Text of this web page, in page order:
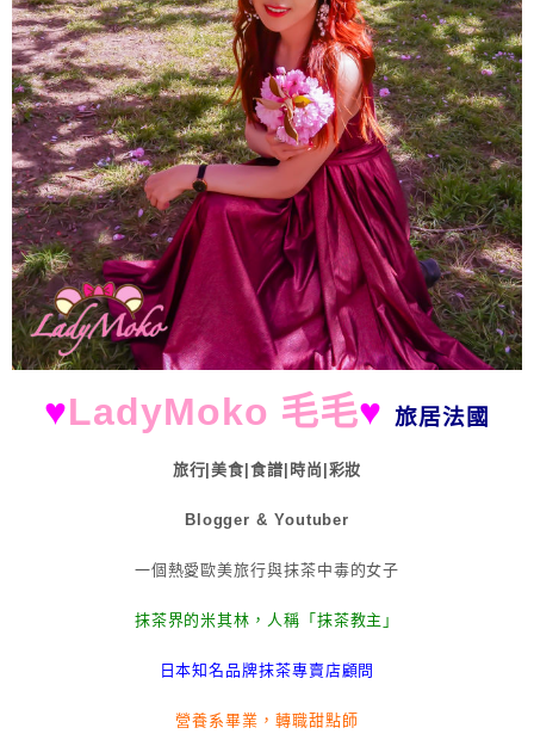
♥LadyMoko 毛毛♥ 旅居法國
旅行|美食|食譜|時尚|彩妝
Blogger & Youtuber
一個熱愛歐美旅行與抹茶中毒的女子
抹茶界的米其林，人稱「抹茶教主」
日本知名品牌抹茶專賣店顧問
營養系畢業，轉職甜點師